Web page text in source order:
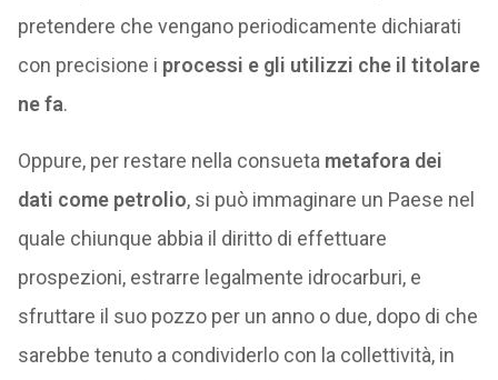
pretendere che vengano periodicamente dichiarati
con precisione i processi e gli utilizzi che il titolare
ne fa.
Oppure, per restare nella consueta metafora dei
dati come petrolio, si può immaginare un Paese nel
quale chiunque abbia il diritto di effettuare
prospezioni, estrarre legalmente idrocarburi, e
sfruttare il suo pozzo per un anno o due, dopo di che
sarebbe tenuto a condividerlo con la collettività, in